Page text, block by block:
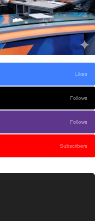
Likes
Follows
Follows
Subscribers